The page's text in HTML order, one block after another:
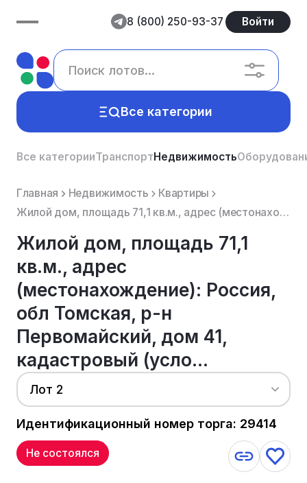
8 (800) 250-93-37 Войти
Все категории
Все категорииТранспортНедвижимость
Главная Недвижимость
Квартиры
Жилой дом, площадь 71,1 кв.м., адрес (местонахождение): Россия, обл Томская, р-н Первомайский, дом 4...
Жилой дом, площадь 71,1
кв.м., адрес
(местонахождение): Россия,
обл Томская, р-н
Первомайский, дом 41,
кадастровый (усло...
Лот 2
Идентификационный номер торга: 29414
Не состоялся